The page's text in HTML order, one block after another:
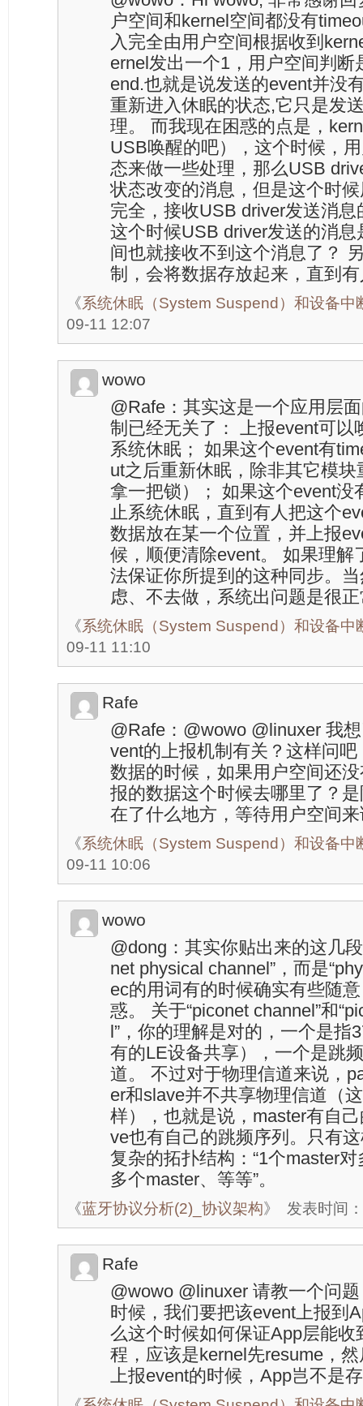
户空间和kernel空间都没有
入完全由用户空间根据收到
ernel发出一个1，用户空间判
end.也就是说发送的event并没
重新进入休眠的状态,它只是发
理。 而我现在困惑的点是，
USB唤醒的吧），这个时候，
态来做一些处理，那么USB
状态改变的消息，但是这个时
完全，接收USB driver发送消
这个时候USB driver发送的消
间也就接收不到这个消息了？
制，会将数据存放起来，直到
《系统休眠（System Suspend）和设备中
09-11 12:07
wowo
@Rafe：其实这是一个应用层
制已经无关了： 上报event可以
系统休眠； 如果这个event有
ut之后重新休眠，除非其它模
拿一把锁）； 如果这个event没
止系统休眠，直到有人把这个
数据放在某一个位置，并上报
候，顺便清除event。 如果理解
法保证你所提到的这种同步。
虑、不去做，系统出问题是很
《系统休眠（System Suspend）和设备中
09-11 11:10
Rafe
@Rafe：@wowo @linuxer 我
vent的上报机制有关？这样问
数据的时候，如果用户空间还
报的数据这个时候去哪里了？
在了什么地方，等待用户空间
《系统休眠（System Suspend）和设备中
09-11 10:06
wowo
@dong：其实你贴出来的这几
net physical channel”，而是
ec的用词有的时候确实有些随
惑。 关于“piconet channel”和
l”，你的理解是对的，一个是指
有的LE设备共享），一个是跳
道。 不过对于物理信道来说，
er和slave并不共享物理信道（
样），也就是说，master有自
ve也有自己的跳频序列。只有
复杂的拓扑结构：“1个master
多个master、等等”。
《蓝牙协议分析(2)_协议架构》 发表时间
Rafe
@wowo @linuxer 请教一个问
时候，我们要把该event上报到
么这个时候如何保证App层能
程，应该是kernel先resume，
上报event的时候，App岂不是